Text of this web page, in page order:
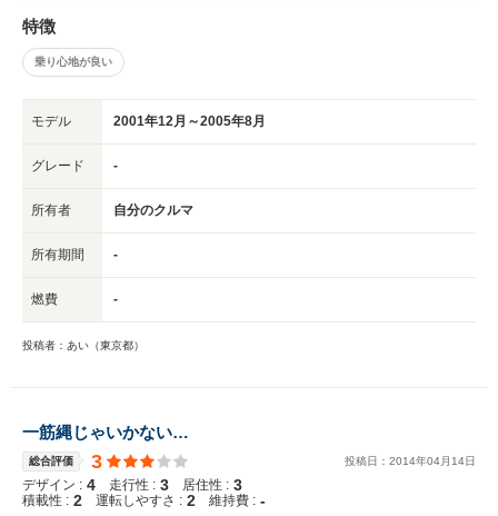
の車で、かつ120,000㎞を超えているため、十分すぎるくらいの燃費の良さ
だと思います。IMAバッテリーという、ホンダ車独自のモーターアシスト機
能があるため、低燃費ながら新車に負けない加速の良さがあります。 ベー
すが、FF車のため車内空間は思ったよりも広くとられており、意外と荷物
難しいのではないかという点が気になります。特に、後部座席の裏に内蔵さ
れているIMAバッテリーについては、入手困難でかつ高価なため、もし故障
してしまうと、廃車にするか思い切って修理するか判断が難しいところで
す。 仕事柄かなりの距離を走行するため、購入からすでに2回のオイルとエ
レメント交換をしています。しっかりとメンテナンスをしているためか、エ
ンジンの動きはかなり良好で、エンジンの異音や加速の悪さを感じたことは
ありません。年数を重ねている割には、エンジン音はかなり静かだと思いま
す。 仕事での使用をメインとして考えていたため、「乗れればよい」とい
うぐらいの気持ちで購入しましたが、かなりいい働きをしてくれており、コ
走行時はもちろん、40～60㎞/h程度の通常の速度でも重心が安定している
印象があります。また、ハンドリング性能もよく、小回りが利くため、スト
レスなく運転できています。
特徴
乗り心地が良い
モデル 2001年12月～2005年8月
グレード -
所有者 自分のクルマ
所有期間 -
燃費 -
投稿者：あい（東京都）
一筋縄じゃいかない…
総合評価 3 投稿日： 2014年04月 14日
デザイン : 4 走行性 : 3 居住性 : 3
積載性 : 2 運転しやすさ : 2 維持費 : -